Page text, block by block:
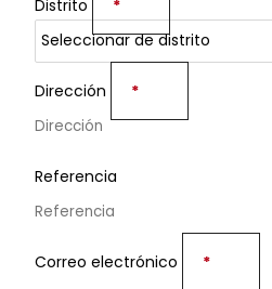
Distrito *
Dirección *
Referencia
Correo electrónico *